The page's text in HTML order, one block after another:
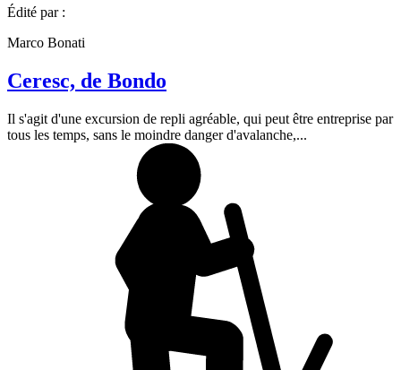
Édité par :
Marco Bonati
Ceresc, de Bondo
Il s'agit d'une excursion de repli agréable, qui peut être entreprise par
tous les temps, sans le moindre danger d'avalanche,...